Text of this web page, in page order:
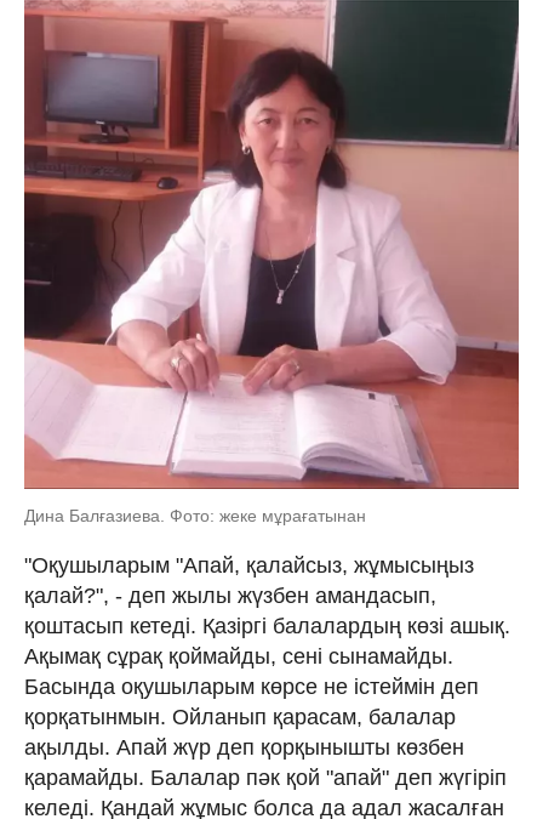
Дина Балғазиева. Фото: жеке мұрағатынан
"Оқушыларым "Апай, қалайсыз, жұмысыңыз
қалай?", - деп жылы жүзбен амандасып,
қоштасып кетеді. Қазіргі балалардың көзі ашық.
Ақымақ сұрақ қоймайды, сені сынамайды.
Басында оқушыларым көрсе не істеймін деп
қорқатынмын. Ойланып қарасам, балалар
ақылды. Апай жүр деп қорқынышты көзбен
қарамайды. Балалар пәк қой "апай" деп жүгіріп
келеді. Қандай жұмыс болса да адал жасалған